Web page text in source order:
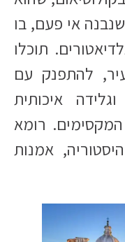
אי פעם, בו
תוכלו
להתפנק עם
איכותית
רומא
אמנות